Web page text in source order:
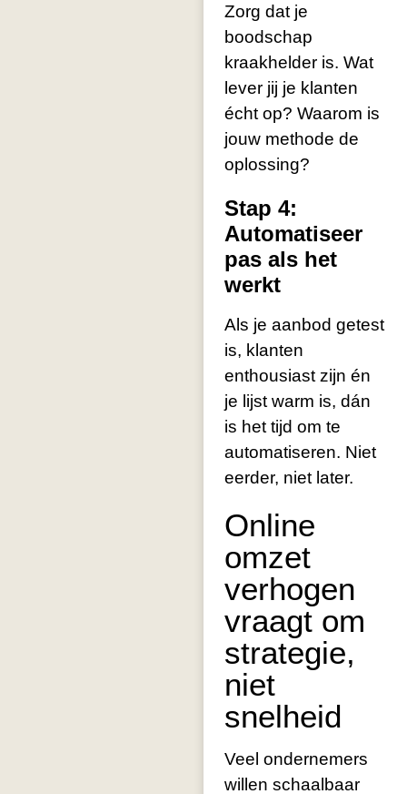
Zorg dat je
boodschap
kraakhelder is. Wat
lever jij je klanten
écht op? Waarom is
jouw methode de
oplossing?
Stap 4:
Automatiseer
pas als het
werkt
Als je aanbod getest
is, klanten
enthousiast zijn én
je lijst warm is, dán
is het tijd om te
automatiseren. Niet
eerder, niet later.
Online
omzet
verhogen
vraagt om
strategie,
niet
snelheid
Veel ondernemers
willen schaalbaar